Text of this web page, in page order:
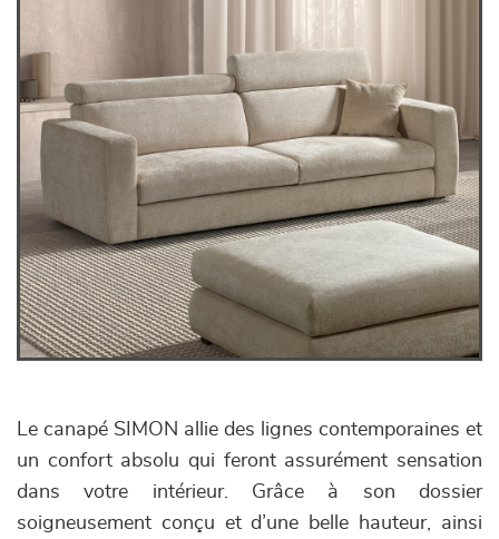
Le canapé SIMON allie des lignes contemporaines et
un confort absolu qui feront assurément sensation
dans votre intérieur. Grâce à son dossier
soigneusement conçu et d’une belle hauteur, ainsi